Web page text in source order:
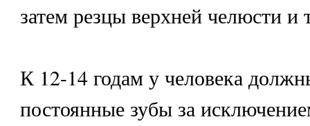
затем резцы верхней челюсти и
К 12-14 годам у человека
постоянные зубы за